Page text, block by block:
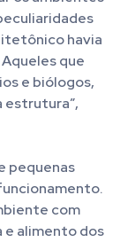
havia
que
e biólogos,
estrutura”,
pequenas
com
e alimento dos